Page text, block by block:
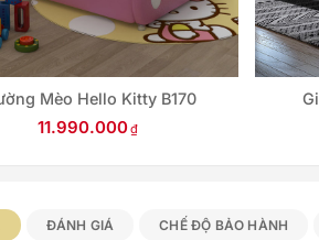
Mèo Hello Kitty B170
11.990.000
ĐÁNH GIÁ CHẾ ĐỘ BẢO HÀNH